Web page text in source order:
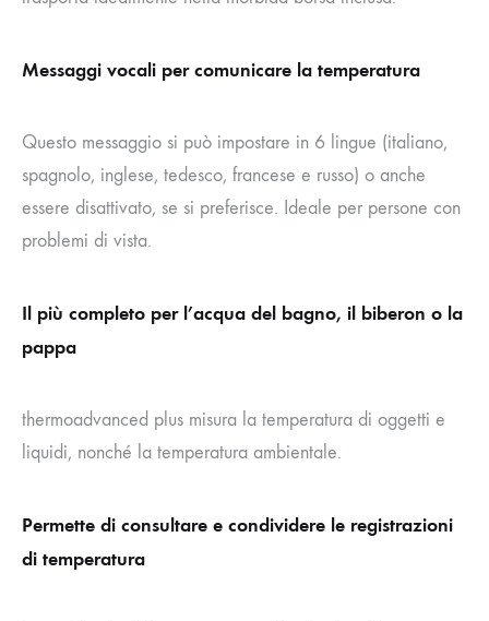
Messaggi vocali per comunicare la temperatura
Questo messaggio si può impostare in 6 lingue (italiano,
spagnolo, inglese, tedesco, francese e russo) o anche
essere disattivato, se si preferisce. Ideale per persone con
problemi di vista.
Il più completo per l’acqua del bagno, il biberon o la
pappa
thermoadvanced plus misura la temperatura di oggetti e
liquidi, nonché la temperatura ambientale.
Permette di consultare e condividere le registrazioni
di temperatura